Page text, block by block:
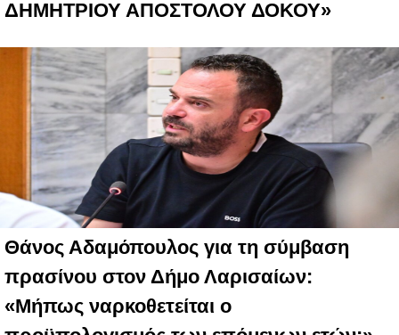
ΔΗΜΗΤΡΙΟΥ ΑΠΟΣΤΟΛΟΥ ΔΟΚΟΥ»
Θάνος Αδαμόπουλος για τη σύμβαση
πρασίνου στον Δήμο Λαρισαίων:
«Μήπως ναρκοθετείται ο